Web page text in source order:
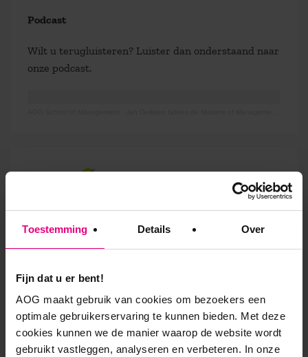
Toestemming Details Over
Fijn dat u er bent!
AOG maakt gebruik van cookies om bezoekers een
optimale gebruikerservaring te kunnen bieden. Met deze
cookies kunnen we de manier waarop de website wordt
gebruikt vastleggen, analyseren en verbeteren. In onze
Podcast
Wilt u terugluisteren? Luister dan onderstaand naar
onze podcast.
9,0 op klantenvertellen.nl
AOG School Of Management
- Opleider sinds 1988
- Gelieerd aan de RUG